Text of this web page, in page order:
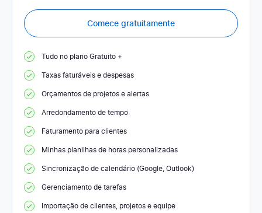
Comece gratuitamente
Tudo no plano Gratuito +
Taxas faturáveis e despesas
Orçamentos de projetos e alertas
Arredondamento de tempo
Faturamento para clientes
Minhas planilhas de horas personalizadas
Sincronização de calendário (Google, Outlook)
Gerenciamento de tarefas
Importação de clientes, projetos e equipe